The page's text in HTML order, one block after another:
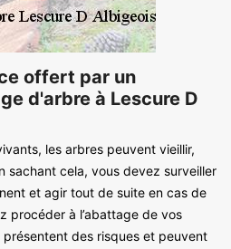
offert par un
d'arbre à Lescure D
les arbres peuvent vieillir,
sachant cela, vous devez surveiller
et agir tout de suite en cas de
procéder à l’abattage de vos
des risques et peuvent